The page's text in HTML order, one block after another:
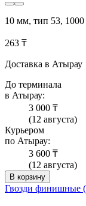
10 мм, тип 53,
263 ₸
Доставка в Атырау
До терминала
в Атырау:
3 000 ₸
(12 августа)
Курьером
по Атырау:
3 600 ₸
(12 августа)
В корзину
Гвозди финишные